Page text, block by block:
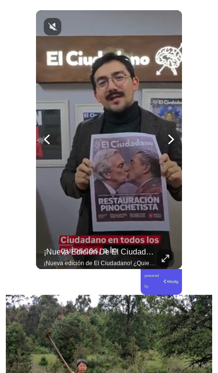
¡Nueva Edición De El Ciudadano!
¡Nueva edición de El Ciudadano! ¿Quieres tu ejemplar?
powered
by